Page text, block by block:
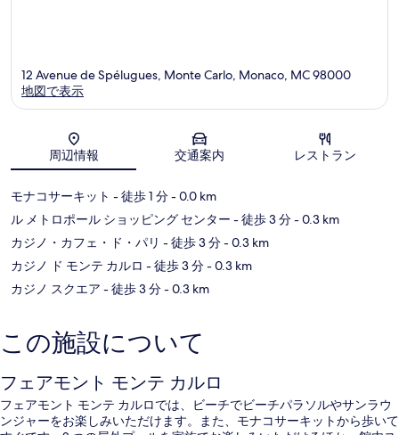
地図
12 Avenue de Spélugues, Monte Carlo, Monaco, MC 98000
地図で表示
周辺情報 交通案内 レストラン
モナコサーキット - 徒歩 1 分- 0.0 km
ル メトロポール ショッピング センター - 徒歩 3 分- 0.3 km
カジノ・カフェ・ド・パリ - 徒歩 3 分- 0.3 km
カジノ ド モンテ カルロ - 徒歩 3 分- 0.3 km
カジノ スクエア - 徒歩 3 分- 0.3 km
この施設について
フェアモント モンテ カルロ
フェアモント モンテ カルロでは、ビーチでビーチパラソルやサンラウ
ンジャーをお楽しみいただけます。また、モナコサーキットから歩いて